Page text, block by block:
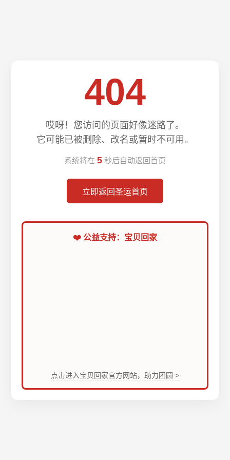
404
哎呀！您访问的页面好像迷路了。
它可能已被删除、改名或暂时不可用。
系统将在 5 秒后自动返回首页
立即返回圣运首页
❤️ 公益支持：宝贝回家
点击进入宝贝回家官方网站，助力团圆 >